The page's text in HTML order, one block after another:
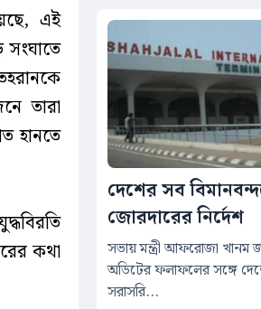
এই
তারা
হানতে
কথা
দেশের সব
জোরদারের নির্দেশ
সভায় মন্ত্রী আফরোজা খানম
অডিটের ফলাফলের সঙ্গে
সরাসরি...